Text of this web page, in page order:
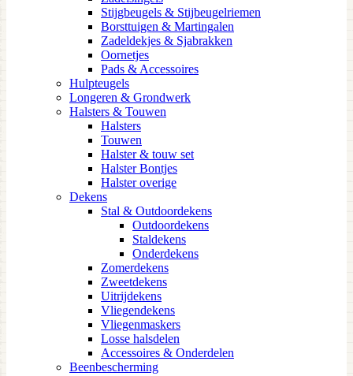
Stijgbeugels & Stijbeugelriemen
Borsttuigen & Martingalen
Zadeldekjes & Sjabrakken
Oornetjes
Pads & Accessoires
Hulpteugels
Longeren & Grondwerk
Halsters & Touwen
Halsters
Touwen
Halster & touw set
Halster Bontjes
Halster overige
Dekens
Stal & Outdoordekens
Outdoordekens
Staldekens
Onderdekens
Zomerdekens
Zweetdekens
Uitrijdekens
Vliegendekens
Vliegenmaskers
Losse halsdelen
Accessoires & Onderdelen
Beenbescherming